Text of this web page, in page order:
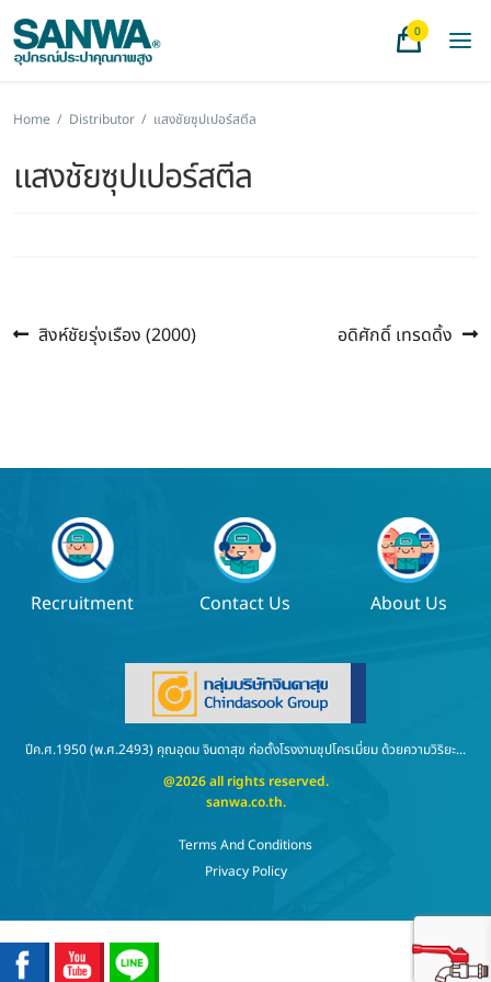
0
Home / Distributor / แสงชัยซุปเปอร์สตีล
แสงชัยซุปเปอร์สตีล
แนะแนว
Previous
สิงห์ชัยรุ่งเรือง (2000)
Next
อดิศักดิ์ เทรดดิ้ง
Recruitment Contact Us About Us
ปีค.ศ.1950 (พ.ศ.2493) คุณอุดม จินดาสุข ก่อตั้งโรงงานชุปโครเมี่ยม ด้วยความวิริยะ...
@2026 all rights reserved.
sanwa.co.th.
Terms And Conditions
Privacy Policy